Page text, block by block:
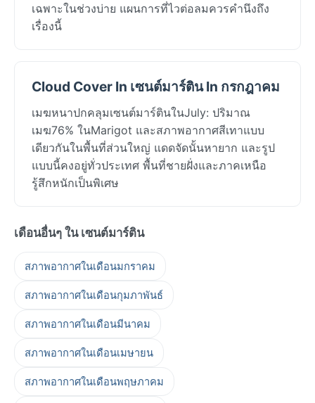
เฉพาะในช่วงบ่าย แผนการที่ไวต่อลมควรคำนึงถึง
เรื่องนี้
Cloud Cover In เซนต์มาร์ติน In กรกฎาคม
เมฆหนาปกคลุมเซนต์มาร์ตินในJuly: ปริมาณ
เมฆ76% ในMarigot และสภาพอากาศสีเทาแบบ
เดียวกันในพื้นที่ส่วนใหญ่ แดดจัดนั้นหายาก และรูป
แบบนี้คงอยู่ทั่วประเทศ พื้นที่ชายฝั่งและภาคเหนือ
รู้สึกหนักเป็นพิเศษ
เดือนอื่นๆ ใน เซนต์มาร์ติน
สภาพอากาศในเดือนมกราคม
สภาพอากาศในเดือนกุมภาพันธ์
สภาพอากาศในเดือนมีนาคม
สภาพอากาศในเดือนเมษายน
สภาพอากาศในเดือนพฤษภาคม